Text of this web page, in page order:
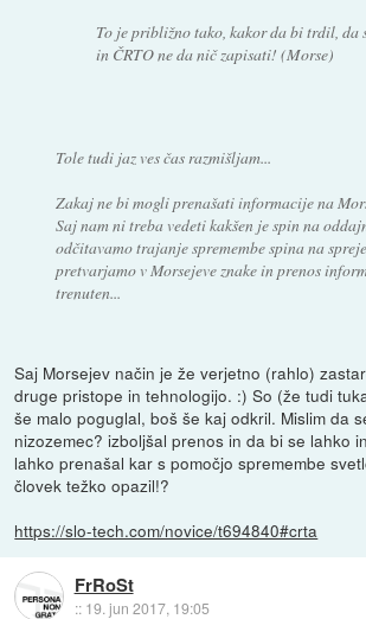
To je približno tako, kakor da bi trdil, da
in ČRTO ne da nič zapisati! (Morse)
Tole tudi jaz ves čas razmišljam...
Zakaj ne bi mogli prenašati informacije na
Saj nam ni treba vedeti kakšen je spin na
odčitavamo trajanje spremembe spina na
pretvarjamo v Morsejeve znake in prenos
trenuten...
Saj Morsejev način je že verjetno (rahlo)
druge pristope in tehnologijo. :) So (že tudi
še malo poguglal, boš še kaj odkril. Mislim da
nizozemec? izboljšal prenos in da bi se lahko
lahko prenašal kar s pomočjo spremembe
človek težko opazil!?
https://slo-tech.com/novice/t694840#crta
FrRoSt
:: 19. jun 2017, 19:05